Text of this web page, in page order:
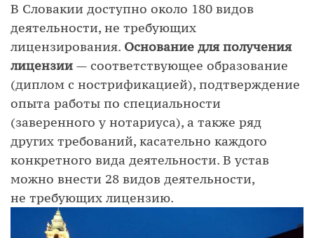
В Словакии доступно около 180 видов
деятельности, не требующих
лицензирования. Основание для получения
лицензии — соответствующее образование
(диплом с нострификацией), подтверждение
опыта работы по специальности
(заверенного у нотариуса), а также ряд
других требований, касательно каждого
конкретного вида деятельности. В устав
можно внести 28 видов деятельности,
не требующих лицензию.